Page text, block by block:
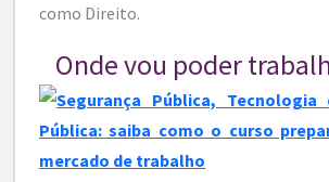
como Direito.
Onde vou poder